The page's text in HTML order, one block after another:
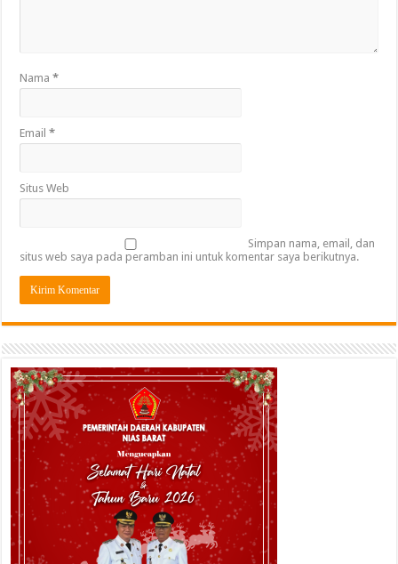
Nama*
Email*
Situs Web
Simpan nama, email, dan
situs web saya pada peramban ini untuk komentar saya berikutnya.